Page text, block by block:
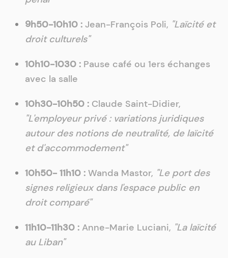
9h50-10h10 :Jean-François Poli, "Laïcité et
droit culturels"
10h10-1030 :Pause café ou 1ers échanges
avec la salle
10h30-10h50 :Claude Saint-Didier,
"L'employeur privé : variations juridiques
autour des notions de neutralité, de laïcité
et d'accommodement"
10h50- 11h10 : Wanda Mastor, "Le port des
signes religieux dans l'espace public en
droit comparé"
11h10-11h30 :Anne-Marie Luciani, "La laïcité
au Liban"